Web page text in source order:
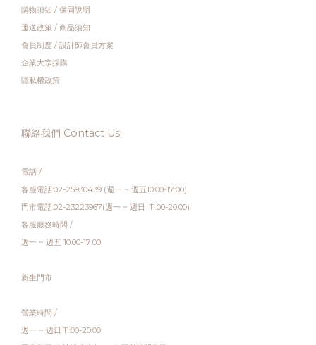
購物須知 / 保固說明
運送政策 / 商品須知
會員制度 / 設計師會員方案
企業大宗採購
隱私權政策
聯絡我們 Contact Us
電話 /
客服電話:02-25930439 (週一 ~ 週五10:00-17:00)
門市電話:02-23223967(週一 ~ 週日 11:00-20:00)
客服服務時間 /
週一 ~ 週五 10:00-17:00
新生門市
營業時間 /
週一 ~ 週日 11:00-20:00